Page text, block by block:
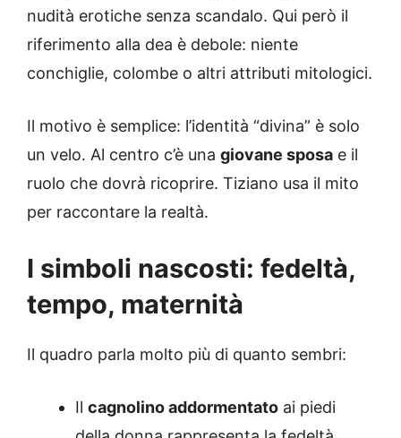
nudità erotiche senza scandalo. Qui però il
riferimento alla dea è debole: niente
conchiglie, colombe o altri attributi mitologici.
Il motivo è semplice: l’identità “divina” è solo
un velo. Al centro c’è una giovane sposa e il
ruolo che dovrà ricoprire. Tiziano usa il mito
per raccontare la realtà.
I simboli nascosti: fedeltà,
tempo, maternità
Il quadro parla molto più di quanto sembri:
Il cagnolino addormentato ai piedi